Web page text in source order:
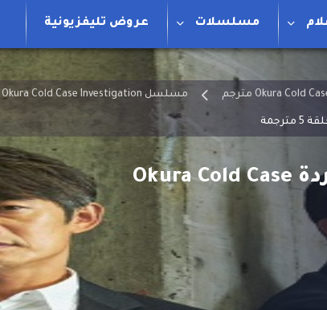
مسلسلات عروض تليفزيونية
مسلسل Okura Cold Case Investigation الموسم الاول مترجم
مسلسل أكورا التحقيق في قضية باردة Okura Cold Case